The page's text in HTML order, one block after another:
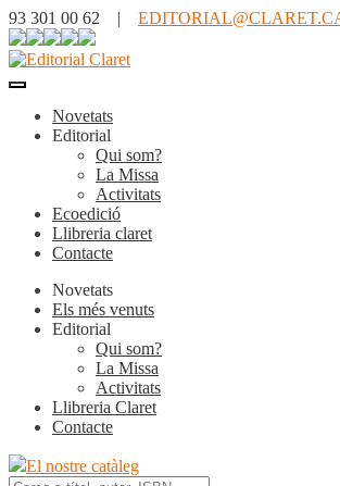
93 301 00 62 |
Novetats
Editorial
Qui som?
La Missa
Activitats
Ecoedició
Llibreria claret
Contacte
Novetats
Els més venuts
Editorial
Qui som?
La Missa
Activitats
Llibreria Claret
Contacte
El nostre catàleg